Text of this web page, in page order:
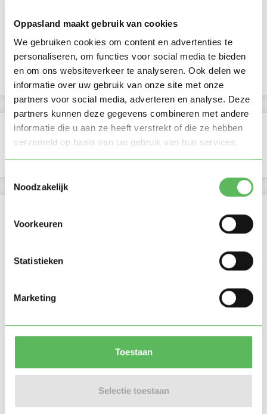
Oppasland maakt gebruik van cookies
We gebruiken cookies om content en advertenties te
personaliseren, om functies voor social media te bieden
en om ons websiteverkeer te analyseren. Ook delen we
informatie over uw gebruik van onze site met onze
partners voor social media, adverteren en analyse. Deze
partners kunnen deze gegevens combineren met andere
informatie die u aan ze heeft verstrekt of die ze hebben
verzameld op basis van uw gebruik van hun services.
Noodzakelijk
Voorkeuren
Statistieken
Marketing
Toestaan
Selectie toestaan
Lid sinds 25-06-2025
Profiel bijgewerkt 22-07-2026
Verificaties